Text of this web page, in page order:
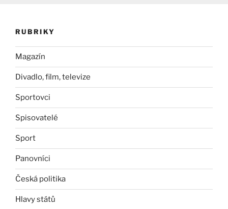
RUBRIKY
Magazín
Divadlo, film, televize
Sportovci
Spisovatelé
Sport
Panovníci
Česká politika
Hlavy států